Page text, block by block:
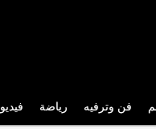
فن وترفيه رياضة فيديو